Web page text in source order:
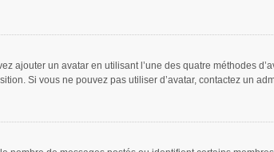
ajouter un avatar en utilisant l’une des quatre méthodes
Si vous ne pouvez pas utiliser d’avatar, contactez un